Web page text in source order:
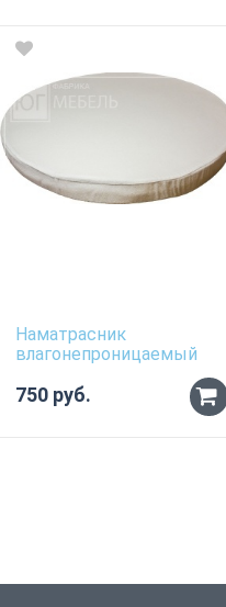
Наматрасник
влагонепроницаемый
для матраса 70см*80см
750 руб.